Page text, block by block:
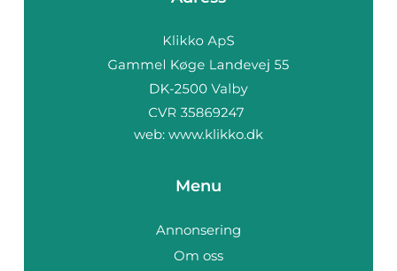
web: www.klikko.dk
Menu
Annonsering
Om oss